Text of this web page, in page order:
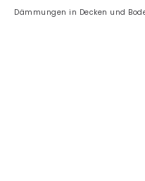
Dämmungen in Decken und